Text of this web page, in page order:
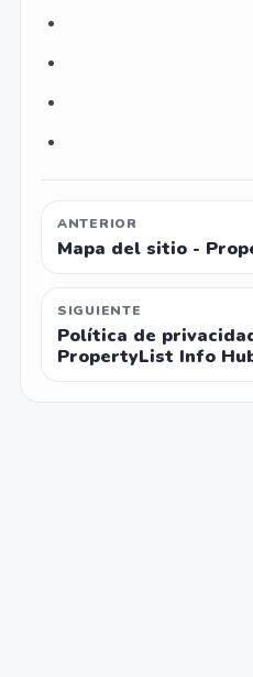
ANTERIOR
Mapa del sitio -
SIGUIENTE
Política de
PropertyList Info